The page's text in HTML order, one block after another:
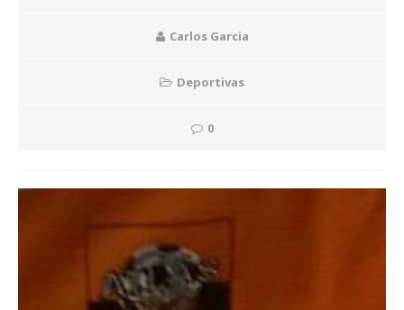
Carlos Garcia
Deportivas
0